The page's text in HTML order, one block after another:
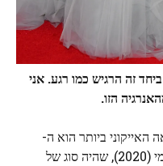
זה הרגיש כמו רגע. אני
הזו.
ביותר הוא ה-
Giambattista Valli בטקס הגראמי (2020), שהיה סוג של